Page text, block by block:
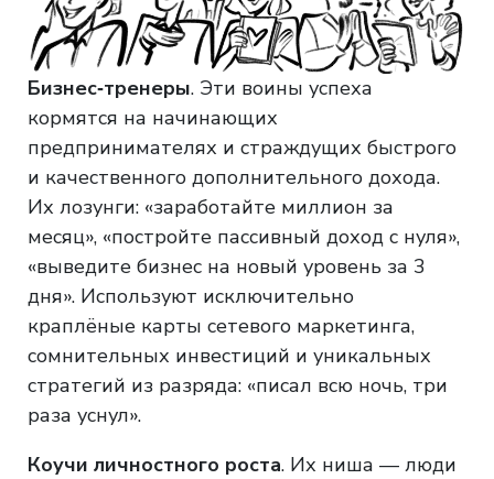
Бизнес‑тренеры. Эти воины успеха
кормятся на начинающих
предпринимателях и страждущих быстрого
и качественного дополнительного дохода.
Их лозунги: «заработайте миллион за
месяц», «постройте пассивный доход с нуля»,
«выведите бизнес на новый уровень за 3
дня». Используют исключительно
краплёные карты сетевого маркетинга,
сомнительных инвестиций и уникальных
стратегий из разряда: «писал всю ночь, три
раза уснул».
Коучи личностного роста. Их ниша — люди